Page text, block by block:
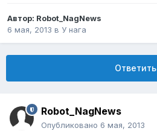
Автор: Robot_NagNews
6 мая, 2013 в У нага
Ответить
Robot_NagNews
Опубликовано 6 мая, 2013